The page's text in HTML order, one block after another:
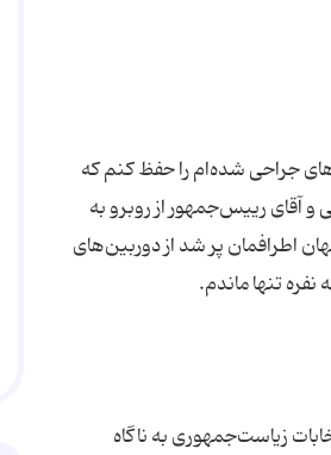
جراحی شده‌ام را حفظ کنم که
آقای رییس‌جمهور از روبرو به
پر شد از دوربین‌های
زیاست‌جمهوری به ناگاه